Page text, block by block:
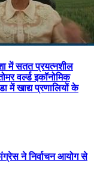
में सतत प्रयत्नशील
वर्ल्ड इकॉनोमिक
में खाद्य प्रणालियों के
ने निर्वाचन आयोग से